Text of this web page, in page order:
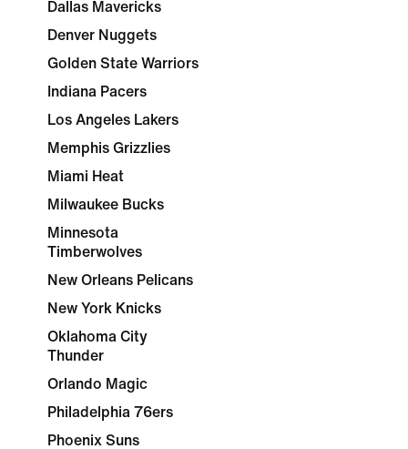
Dallas Mavericks
Denver Nuggets
Golden State Warriors
Indiana Pacers
Los Angeles Lakers
Memphis Grizzlies
Miami Heat
Milwaukee Bucks
Minnesota
Timberwolves
New Orleans Pelicans
New York Knicks
Oklahoma City
Thunder
Orlando Magic
Philadelphia 76ers
Phoenix Suns